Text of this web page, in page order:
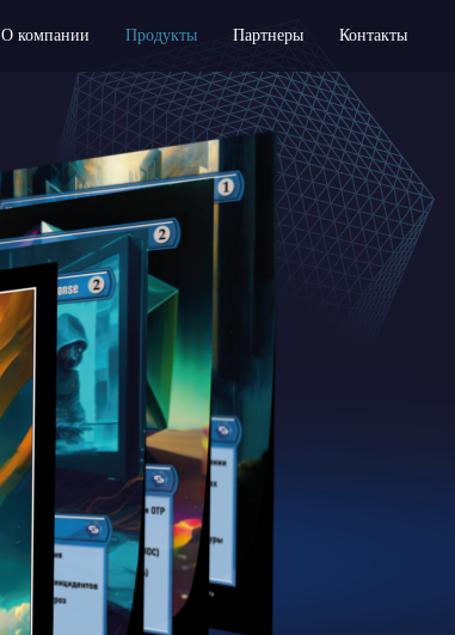
О компании Продукты Партнеры Контакты